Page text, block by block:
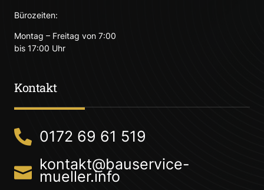
Bürozeiten:
Montag – Freitag von 7:00
bis 17:00 Uhr
Kontakt
0172 69 61 519
kontakt@bauservice-
mueller.info